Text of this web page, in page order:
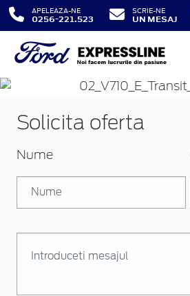
APELEAZA-NE
0256-221.523
SCRIE-NE
UN MESAJ
Inapoi
Solicita oferta
Nume